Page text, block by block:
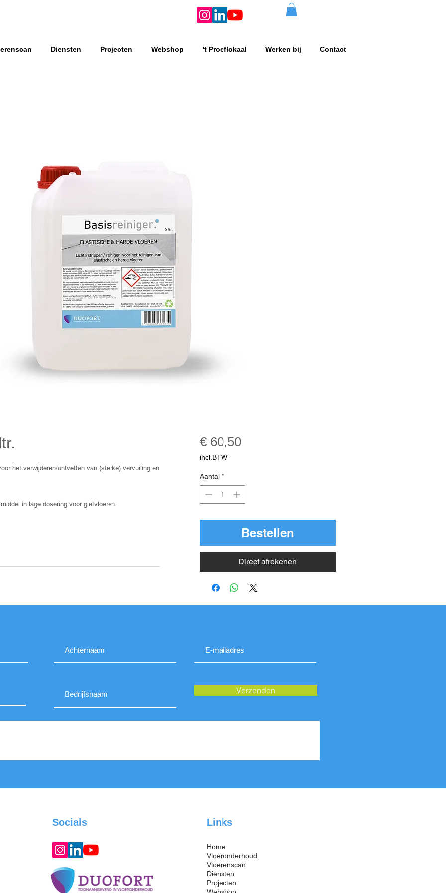
Diensten Projecten Webshop 't Proeflokaal Werken bij Contact
het verwijderen/ontvetten van (sterke) vervuiling en
in lage dosering voor gietvloeren.
€ 60,50Prijs
incl.BTW
Aantal *
Bestellen
Direct afrekenen
Verzenden
Socials Links
Home
Vloeronderhoud
Vloerenscan
Diensten
Projecten